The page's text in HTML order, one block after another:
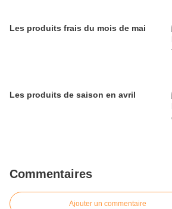
Les produits frais du mois de mai
Les produits de saison en avril
Commentaires
Ajouter un commentaire